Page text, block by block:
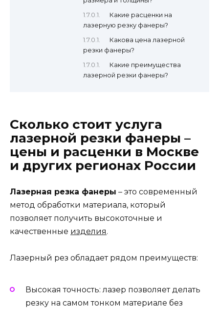
Какие расценки на
лазерную резку фанеры?
Какова цена лазерной
резки фанеры?
Какие преимущества
лазерной резки фанеры?
Сколько стоит услуга
лазерной резки фанеры –
цены и расценки в Москве
и других регионах России
Лазерная резка фанеры – это современный
метод обработки материала, который
позволяет получить высокоточные и
качественные изделия.
Лазерный рез обладает рядом преимуществ:
Высокая точность: лазер позволяет делать
резку на самом тонком материале без